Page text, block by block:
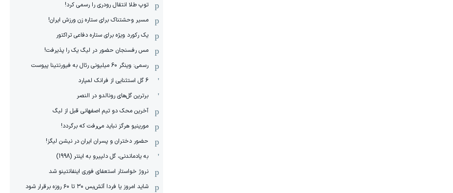
توپ طلا انتقال رودری را رسمی کرد!
مسیر وحشتناک برای ستاره زن ورزش ایران!
یک رکورد ویژه برای ستاره دفاعی تراکتور
مس رفسنجان حضور در لیگ یک را پذیرفت!
رسمی: وینگر 60 میلیونی رئال به فیورنتینا پیوست
6 گل استثنایی از فرانک لمپارد
برترین گل‌های رونالدو در النصر
آخرین محک دو تیم اصفهانی قبل از لیگ
مورینیو هرگز نباید می‌رفت که برگردد!
حضور دختران و پسران ایران در نیشن لیگز!
به یادماندنی، گل دلپیرو به اینتر (1998)
نروژ خواستار استعفای فوری اینفانتینو شد
شاید امروز یا فردا آتش‌بس ۳۰ تا ۶۰ روزه برقرار شود